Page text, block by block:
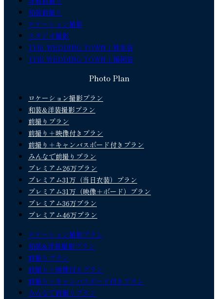
和装前撮り
ロケーション撮影
スタジオ撮影
THE WEDDING TOWN｜熊本店
THE WEDDING TOWN｜福岡店
Photo Plan
ロケーション撮影プラン
和装&洋装撮影プラン
前撮りプラン
前撮り＋映像付きプラン
前撮り＋キャンバスボード付きプラン
みんなで前撮りプラン
プレミアム26万プラン
プレミアム31万（当日衣装）プラン
プレミアム31万（映像＋ボード）プラン
プレミアム36万プラン
プレミアム46万プラン
ロケーション撮影プラン
和装&洋装撮影プラン
前撮りプラン
前撮り＋映像付きプラン
前撮り＋キャンバスボード付きプラン
みんなで前撮りプラン